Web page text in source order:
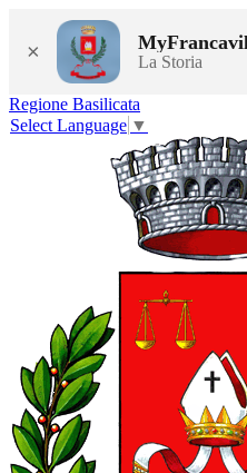
× La Storia
Regione Basilicata
Select Language ▼